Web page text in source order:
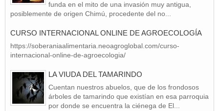
funda en el mito de una invasión muy antigua,
posiblemente de origen Chimú, procedente del no...
CURSO INTERNACIONAL ONLINE DE AGROECOLOGÍA
https://soberaniaalimentaria.neoagroglobal.com/curso-
internacional-online-de-agroecologia/
LA VIUDA DEL TAMARINDO
Cuentan nuestros abuelos, que de los frondosos
árboles de tamarindo que existían en esa parroquia
por donde se encuentra la ciénega de El...